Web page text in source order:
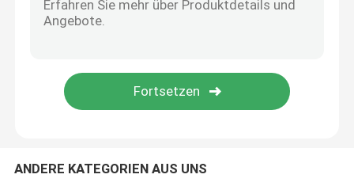
ANDERE KATEGORIEN AUS UNS